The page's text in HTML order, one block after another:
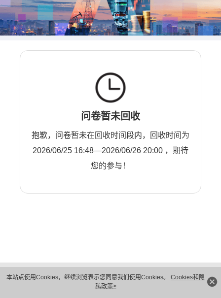
本站点使用Cookies，继续浏览表示您同意我们使用Cookies。 Cookies和隐
私政策>
问卷暂未回收
抱歉，问卷暂未在回收时间段内，回收时间为
2026/06/25 16:48—2026/06/26 20:00 ，期待
您的参与！
隐私保护
法律声明